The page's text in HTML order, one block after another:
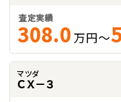
査定実績
308.0 万円～
マツダ
ＣＸ－３